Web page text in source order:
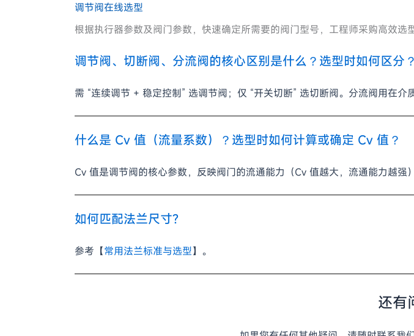
调节阀在线选型
根据执行器参数及阀门参数，快速确定所需要的阀门型号，工程师采购高效选型
调节阀、切断阀、分流阀的核心区别是什么？选型时如何区分？
需 “连续调节 + 稳定控制” 选调节阀；仅 “开关切断” 选切断阀。分流阀用在介
什么是 Cv 值（流量系数）？选型时如何计算或确定 Cv 值？
Cv 值是调节阀的核心参数，反映阀门的流通能力（Cv 值越大，流通能力越强
如何匹配法兰尺寸?
参考【常用法兰标准与选型】。
还有